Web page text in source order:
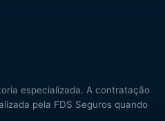
especializada. A contratação
pela FDS Seguros quando